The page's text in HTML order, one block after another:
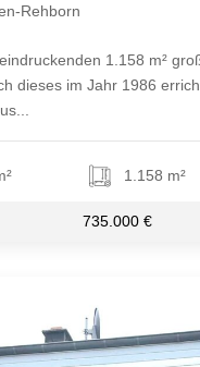
Rehborn
1.158 m²
dieses im Jahr 1986
1.158 m²
735.000 €